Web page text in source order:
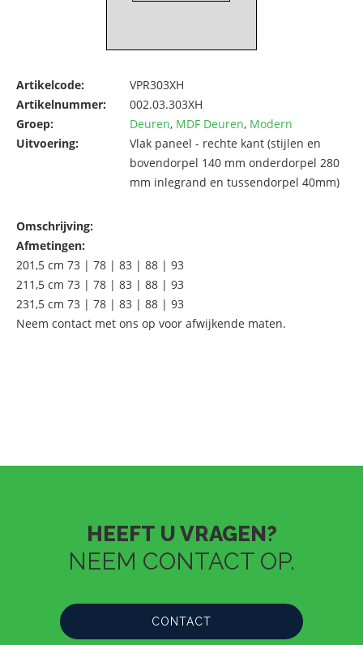
Artikelcode:
VPR303XH
Artikelnummer:
002.03.303XH
Groep:
Deuren, MDF Deuren, Modern
Uitvoering:
Vlak paneel - rechte kant (stijlen en
bovendorpel 140 mm onderdorpel 280
mm inlegrand en tussendorpel 40mm)
Omschrijving:
Afmetingen:
201,5 cm 73 | 78 | 83 | 88 | 93
211,5 cm 73 | 78 | 83 | 88 | 93
231,5 cm 73 | 78 | 83 | 88 | 93
Neem contact met ons op voor afwijkende maten.
HEEFT U VRAGEN?
NEEM CONTACT OP.
CONTACT